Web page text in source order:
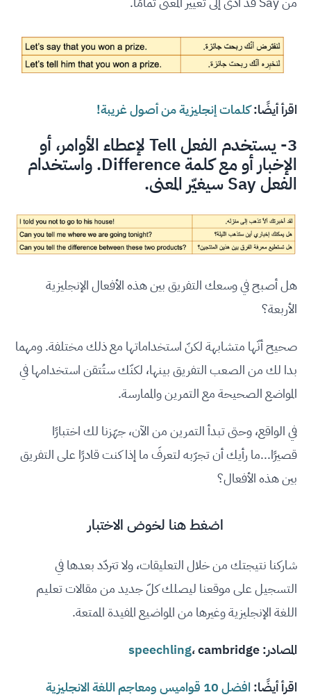
اقرأ أيضًا:كلمات إنجليزية من أصول غريبة!
3- يستخدم الفعل Tell لإعطاء الأوامر، أو
الإخبار أو مع كلمة Difference. واستخدام
الفعل Say سيغيّر المعنى.
هل أصبح في وسعك التفريق بين هذه الأفعال الإنجليزية
الأربعة؟
صحيح أنّها متشابهة لكنّ استخداماتها مع ذلك مختلفة. ومهما
بدا لك من الصعب التفريق بينها، لكنّك ستُتقن استخدامها في
المواضع الصحيحة مع التمرين والممارسة.
في الواقع، وحتى تبدأ التمرين من الآن، جهّزنا لك اختبارًا
قصيرًا...ما رأيك أن تجرّبه لتعرفَ ما إذا كنت قادرًا على التفريق
بين هذه الأفعال؟
اضغطهنا لخوض الاختبار
شاركنا نتيجتك من خلال التعليقات، ولا تتردّد بعدها في
التسجيل على موقعنا ليصلك كلّ جديد من مقالات تعليم
اللغة الإنجليزية وغيرها من المواضيع المفيدة الممتعة.
المصادر:
speechling،cambridge
اقرأ أيضًا: افضل 10 قواميس ومعاجم اللغة الانجليزية